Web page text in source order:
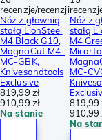
recenzje/recenzji
Nóż z głownią
stałą LionSteel
M4 Black G10,
MagnaCut M4-
MC-GBK,
Knivesandtools
Exclusive
819,99 zł
910,99 zł
Na stanie
Nóż z
stałą
M4
Micarta
MC-
819,99
910,99
Na